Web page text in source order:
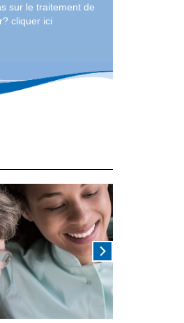
sur le traitement de
cliquer ici